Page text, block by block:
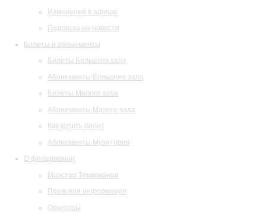
Изменения в афише
Подписка на новости
Билеты и абонементы
Билеты Большого зала
Абонементы Большого зала
Билеты Малого зала
Абонементы Малого зала
Как купить билет
Абонементы Музитория
О филармонии
Маэстро Темирканов
Правовая информация
Оркестры